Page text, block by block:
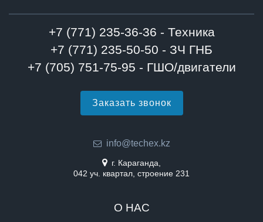
+7 (771) 235-36-36 - Техника
+7 (771) 235-50-50 - ЗЧ ГНБ
+7 (705) 751-75-95 - ГШО/двигатели
Заказать звонок
info@techex.kz
г. Караганда,
042 уч. квартал, строение 231
О НАС